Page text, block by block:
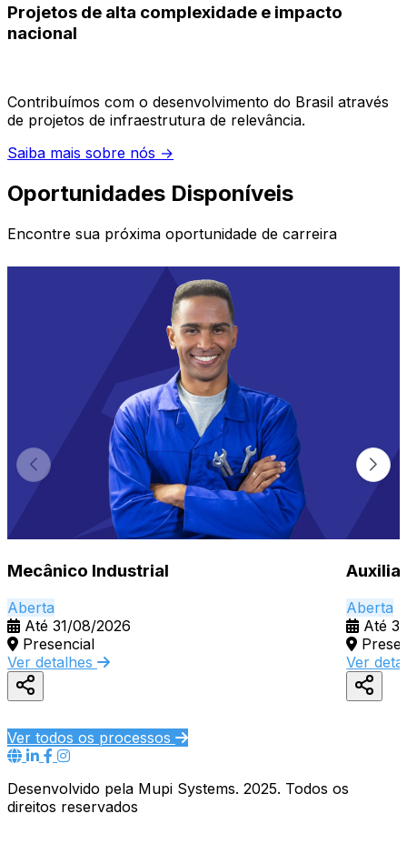
Projetos de alta complexidade e impacto
nacional
Contribuímos com o desenvolvimento do Brasil através
de projetos de infraestrutura de relevância.
Saiba mais sobre nós →
Oportunidades Disponíveis
Encontre sua próxima oportunidade de carreira
Mecânico Industrial
Aberta
Até 31/08/2026
Presencial
Ver detalhes
Aberta
Até
Ver
Ver todos os processos
Desenvolvido pela Mupi Systems. 2025. Todos os
direitos reservados